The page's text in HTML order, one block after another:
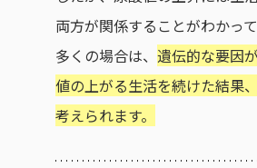
両方が関係することがわかって
多くの場合は、 遺伝的な要因
値の上がる生活を続けた結果
考えられます。